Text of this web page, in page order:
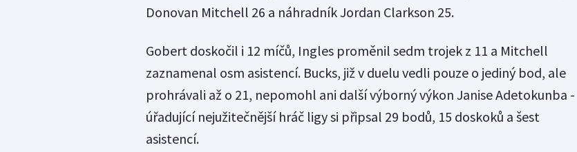
Donovan Mitchell 26 a náhradník Jordan Clarkson 25.
Gobert doskočil i 12 míčů, Ingles proměnil sedm trojek z 11 a Mitchell
zaznamenal osm asistencí. Bucks, již v duelu vedli pouze o jediný bod, ale
prohrávali až o 21, nepomohl ani další výborný výkon Janise Adetokunba -
úřadující nejužitečnější hráč ligy si připsal 29 bodů, 15 doskoků a šest
asistencí.